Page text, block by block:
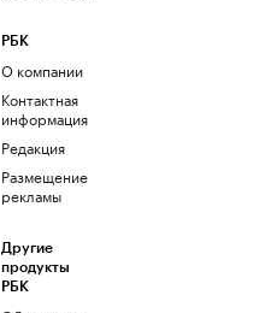
РБК
О компании
Контактная
информация
Редакция
Размещение
рекламы
Другие
продукты
РБК